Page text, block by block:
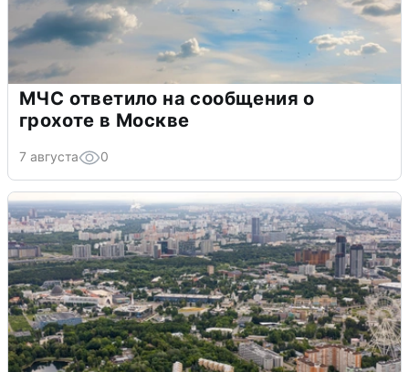
МЧС ответило на сообщения о
грохоте в Москве
7 августа 0